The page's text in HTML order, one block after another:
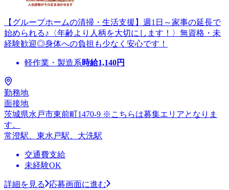
【グループホームの清掃・生活支援】週1日～家事の延長で
始められる♪〈年齢より人柄を大切にします！〉無資格・未
経験歓迎◎身体への負担も少なく安心です！
軽作業・製造系時給1,140円
勤務地
面接地
茨城県水戸市東前町1470-9 ※こちらは募集エリアとなりま
す。
常澄駅、東水戸駅、大洗駅
交通費支給
未経験OK
詳細を見る 応募画面に進む